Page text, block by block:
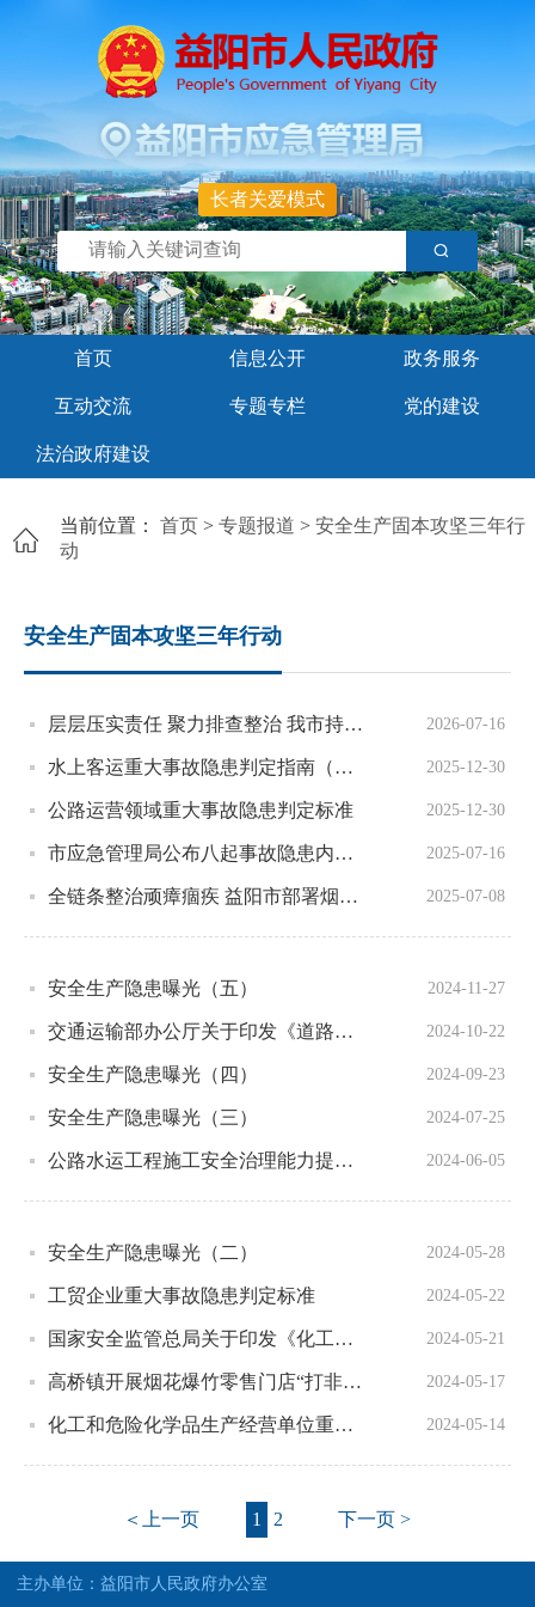
长者关爱模式
首页 信息公开 政务服务
互动交流 专题专栏 党的建设
法治政府建设
当前位置： 首页 > 专题报道 > 安全生产固本攻坚三年行
动
安全生产固本攻坚三年行动
层层压实责任 聚力排查整治 我市持续筑牢安全发展屏障 2026-07-16
水上客运重大事故隐患判定指南（暂行） 2025-12-30
公路运营领域重大事故隐患判定标准 2025-12-30
市应急管理局公布八起事故隐患内部报告奖励典型案例 2025-07-16
全链条整治顽瘴痼疾 益阳市部署烟花爆竹 安全生产大排查大整治专项行动 2025-07-08
安全生产隐患曝光（五） 2024-11-27
交通运输部办公厅关于印发《道路运输企业和城市客运企业安全生产重大事故隐患判定标准（试行）》的通知 2024-10-22
安全生产隐患曝光（四） 2024-09-23
安全生产隐患曝光（三） 2024-07-25
公路水运工程施工安全治理能力提升行动方案 2024-06-05
安全生产隐患曝光（二） 2024-05-28
工贸企业重大事故隐患判定标准 2024-05-22
国家安全监管总局关于印发《化工和危险化学品生产经营单位重大生产安全事故隐患判定标准（试行）》和《烟花爆竹生产经营单位重大生产安全事故隐患判定标准（试行）》的通知 2024-05-21
高桥镇开展烟花爆竹零售门店“打非治违”行动 2024-05-17
化工和危险化学品生产经营单位重大生产安全事故隐患判定标准（试行） 2024-05-14
＜上一页 1 2 下一页 >
主办单位：益阳市人民政府办公室